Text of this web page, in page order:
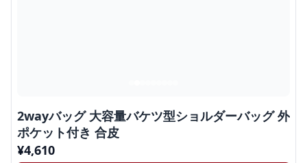
2wayバッグ 大容量バケツ型ショルダーバッグ 外
ポケット付き 合皮
¥4,610